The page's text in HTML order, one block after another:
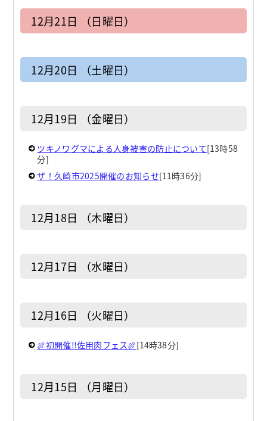
12月21日 （日曜日）
12月20日 （土曜日）
12月19日 （金曜日）
ツキノワグマによる人身被害の防止について[13時58
分]
ザ！久崎市2025開催のお知らせ[11時36分]
12月18日 （木曜日）
12月17日 （水曜日）
12月16日 （火曜日）
🍖初開催‼佐用肉フェス🍖[14時38分]
12月15日 （月曜日）